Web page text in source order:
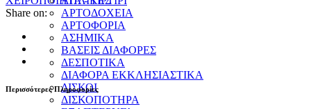
ΑΡΤΟΔΟΧΕΙΑ
ΑΡΤΟΦΟΡΙΑ
ΑΣΗΜΙΚΑ
ΒΑΣΕΙΣ ΔΙΑΦΟΡΕΣ
ΔΕΣΠΟΤΙΚΑ
ΔΙΑΦΟΡΑ ΕΚΚΛΗΣΙΑΣΤΙΚΑ
ΔΙΣΚΟΙ
ΔΙΣΚΟΠΟΤΗΡΑ
Share on:
Περισσότερες Πληροφορίες